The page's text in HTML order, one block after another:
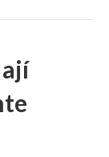
ají